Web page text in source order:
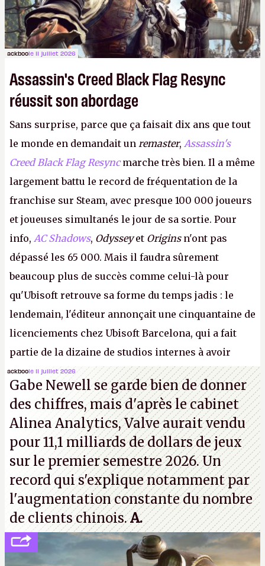
ackboole 11 juillet 2026
Assassin's Creed Black Flag Resync
réussit son abordage
Sans surprise, parce que ça faisait dix ans que tout
le monde en demandait un remaster, Assassin's
Creed Black Flag Resyncmarche très bien. Il a même
largement battu le record de fréquentation de la
franchise sur Steam, avec presque 100 000 joueurs
et joueuses simultanés le jour de sa sortie. Pour
info, AC Shadows, Odysseyet Originsn'ont pas
dépassé les 65 000. Mais il faudra sûrement
beaucoup plus de succès comme celui-là pour
qu'Ubisoft retrouve sa forme du temps jadis : le
lendemain, l'éditeur annonçait une cinquantaine de
licenciements chez Ubisoft Barcelona, qui a fait
partie de la dizaine de studios internes à avoir
travaillé sur cetAssassin's Creedsous la direction
d'Ubisoft Singapour.A.
ackboole 11 juillet 2026
Gabe Newell se garde bien de donner
des chiffres, mais d'après le cabinet
Alinea Analytics, Valve aurait vendu
pour 11,1 milliards de dollars de jeux
sur le premier semestre 2026. Un
record qui s'explique notamment par
l'augmentation constante du nombre
de clients chinois.A.